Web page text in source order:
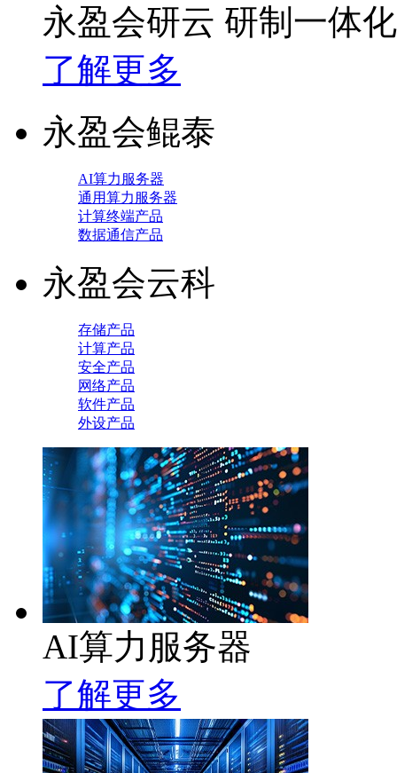
永盈会研云 研制一体
了解更多
永盈会鲲泰
AI算力服务器
通用算力服务器
计算终端产品
数据通信产品
永盈会云科
存储产品
计算产品
安全产品
网络产品
软件产品
外设产品
AI算力服务器
了解更多